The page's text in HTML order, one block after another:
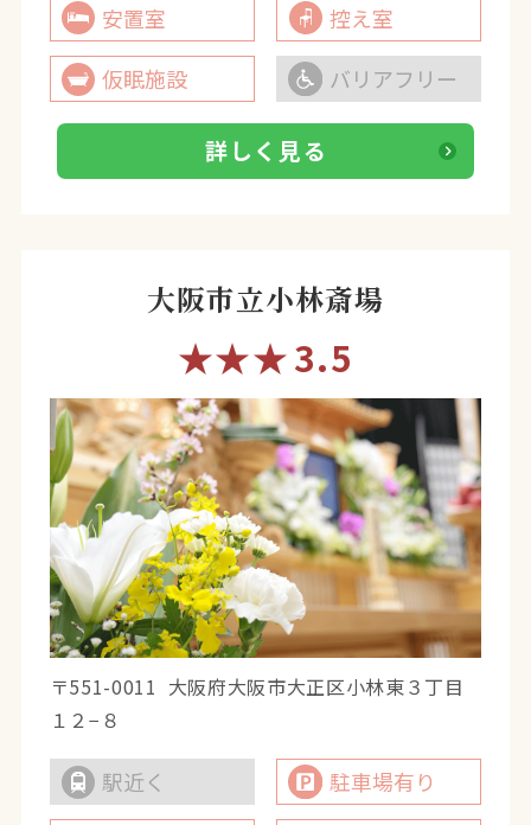
安置室
控え室
仮眠施設
バリアフリー
詳しく見る
大阪市立小林斎場
★★★3.5
〒551-0011 大阪府大阪市大正区小林東３丁目
１２−８
駅近く 駐車場有り